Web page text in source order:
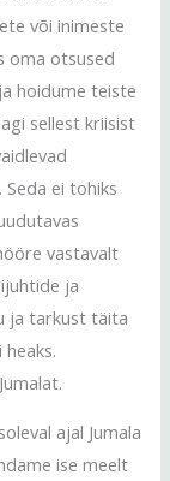
või inimeste
oma otsused
hoidume teiste
sellest kriisist
ei tohiks
vastavalt
ja
ja tarkust täita
ajal Jumala
ise meelt